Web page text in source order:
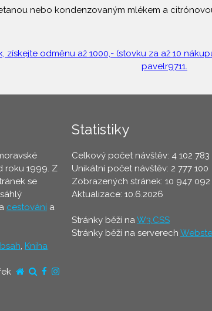
nebo kondenzovaným mlékem a
získejte odměnu až 1000,- (stovku za až 10
pavelr9711.
roku 1999. Z
se
cestování a
, Kniha
Statistiky
Celkový počet návštěv: 4 102 783
Unikátní počet návštěv: 2 777 100
Zobrazených stránek: 10 947 092
Aktualizace: 10.6.2026
Stránky běží naW3.CSS
Stránky běží na serverech